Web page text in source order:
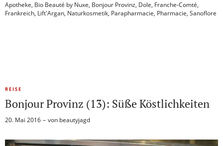
Apotheke, Bio Beauté by Nuxe, Bonjour Provinz, Dole, Franche-Comté,
Frankreich, Lift'Argan, Naturkosmetik, Parapharmacie, Pharmacie, Sanoflore
REISE
Bonjour Provinz (13): Süße Köstlichkeiten
20. Mai 2016 von beautyjagd